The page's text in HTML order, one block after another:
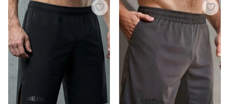
тайского бокса
Для тайского бокса необходима
специализированная экипировка, которая
обеспечивает защиту и комфорт во время
спаррингов и тренировок. Основными элементами
являются боксерские перчатки, бинты для рук и
шорты, выполненные из легких и дышащих